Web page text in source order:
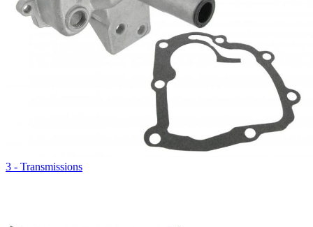
3 - Transmissions